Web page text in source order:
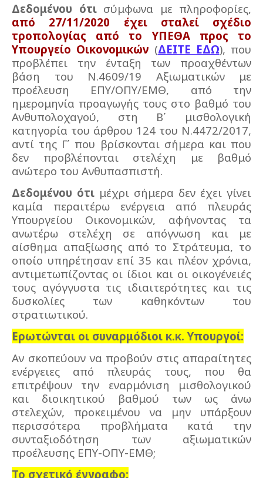
Δεδομένου ότισύμφωνα με πληροφορίες,
από 27/11/2020 έχει σταλεί σχέδιο
τροπολογίας από το ΥΠΕΘΑ προς το
Υπουργείο Οικονομικών (ΔΕΙΤΕ ΕΔΩ), που
προβλέπει την ένταξη των προαχθέντων
βάση του Ν.4609/19 Αξιωματικών με
προέλευση ΕΠΥ/ΟΠΥ/ΕΜΘ, από την
ημερομηνία προαγωγής τους στο βαθμό του
Ανθυπολοχαγού, στη Β΄ μισθολογική
κατηγορία του άρθρου 124 του Ν.4472/2017,
αντί της Γ΄ που βρίσκονται σήμερα και που
δεν προβλέπονται στελέχη με βαθμό
ανώτερο του Ανθυπασπιστή.
Δεδομένου ότι μέχρι σήμερα δεν έχει γίνει
καμία περαιτέρω ενέργεια από πλευράς
Υπουργείου Οικονομικών, αφήνοντας τα
ανωτέρω στελέχη σε απόγνωση και με
αίσθημα απαξίωσης από το Στράτευμα, το
οποίο υπηρέτησαν επί 35 και πλέον χρόνια,
αντιμετωπίζοντας οι ίδιοι και οι οικογένειές
τους αγόγγυστα τις ιδιαιτερότητες και τις
δυσκολίες των καθηκόντων του
στρατιωτικού.
Ερωτώνται οι συναρμόδιοι κ.κ. Υπουργοί:
Αν σκοπεύουν να προβούν στις απαραίτητες
ενέργειες από πλευράς τους, που θα
επιτρέψουν την εναρμόνιση μισθολογικού
και διοικητικού βαθμού των ως άνω
στελεχών, προκειμένου να μην υπάρξουν
περισσότερα προβλήματα κατά την
συνταξιοδότηση των αξιωματικών
προέλευσης ΕΠΥ-ΟΠΥ-ΕΜΘ;
Το σχετικό έγγραφο: